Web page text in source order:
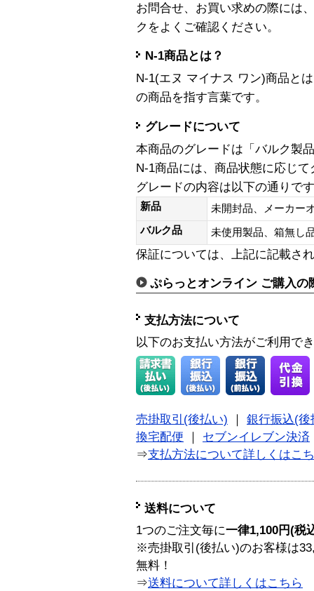
お問合せ、お買い求めの際には
クをよくご確認ください。
N-1商品とは？
N-1(エヌ マイナス ワン)商品と
の商品を指す言葉です。
グレードについて
本商品のグレードは「バルク製
N-1商品には、商品状態に応じ
グレードの内容は以下の通りで
新品
未開封品、メーカー
バルク品
未使用製品、箱無
保証については、上記に記載さ
ぷらっとオンライン ご購入の
支払方法について
以下のお支払い方法がご利用で
売掛取引(後払い)
銀行振込(後
換宅配便
セブンイレブン決済
⇒支払方法について詳しくはこ
送料について
1つのご注文毎に一律1,100円(税
※売掛取引(後払い)のお客様は
無料！
⇒送料について詳しくはこちら